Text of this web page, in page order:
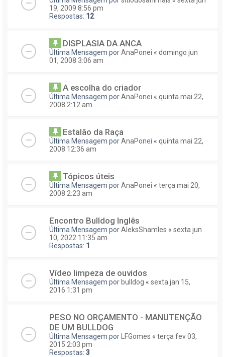
19, 2009 8:56 pm
Respostas: 12
DISPLASIA DA ANCA
Última Mensagem porAnaPonei « domingo jun
01, 2008 3:06 am
A escolha do criador
Última Mensagem porAnaPonei « quinta mai 22,
2008 2:12 am
Estalão da Raça
Última Mensagem porAnaPonei « quinta mai 22,
2008 12:36 am
Tópicos úteis
Última Mensagem porAnaPonei « terça mai 20,
2008 2:23 am
Encontro Bulldog Inglês
Última Mensagem porAleksShamles « sexta jun
10, 2022 11:35 am
Respostas: 1
Vídeo limpeza de ouvidos
Última Mensagem por bulldog « sexta jan 15,
2016 1:31 pm
PESO NO ORÇAMENTO - MANUTENÇÃO
DE UM BULLDOG
Última Mensagem por LFGomes « terça fev 03,
2015 2:03 pm
Respostas: 3